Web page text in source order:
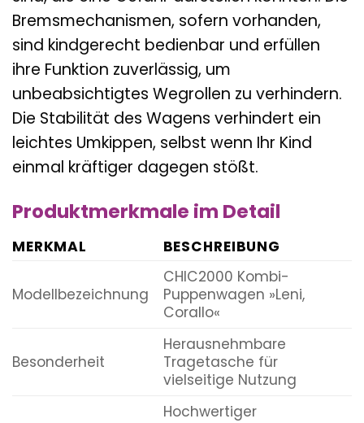
Bremsmechanismen, sofern vorhanden,
sind kindgerecht bedienbar und erfüllen
ihre Funktion zuverlässig, um
unbeabsichtigtes Wegrollen zu verhindern.
Die Stabilität des Wagens verhindert ein
leichtes Umkippen, selbst wenn Ihr Kind
einmal kräftiger dagegen stößt.
Produktmerkmale im Detail
MERKMAL BESCHREIBUNG
Modellbezeichnung
CHIC2000 Kombi-
Puppenwagen »Leni,
Corallo«
Besonderheit
Herausnehmbare
Tragetasche für
vielseitige Nutzung
Hochwertiger